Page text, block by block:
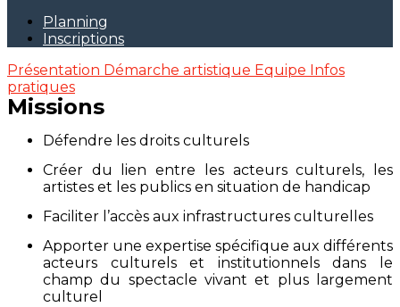
Planning
Inscriptions
Présentation Démarche artistique Equipe Infos
pratiques
Missions
Défendre les droits culturels
Créer du lien entre les acteurs culturels, les
artistes et les publics en situation de handicap
Faciliter l’accès aux infrastructures culturelles
Apporter une expertise spécifique aux différents
acteurs culturels et institutionnels dans le
champ du spectacle vivant et plus largement
culturel